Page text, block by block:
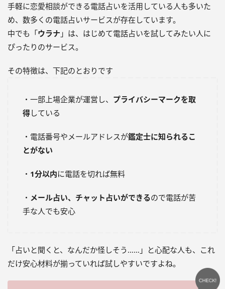
手軽に恋愛相談ができる電話占いを活用している人も多いた
め、数多くの電話占いサービスが存在しています。
中でも「ウラナ 」は、はじめて電話占いを試してみたい人に
ぴったりのサービス。
その特徴は、下記のとおりです
・一部上場企業が運営し、 プライバシーマークを取
得している
・電話番号やメールアドレスが鑑定士に知られるこ
とがない
・ 1分以内に電話を切れば無料
・ メール占い、チャット占いができるので電話が苦
手な人でも安心
「占いと聞くと、なんだか怪しそう……」と心配な人も、これ
だけ安心材料が揃っていれば試しやすいですよね。